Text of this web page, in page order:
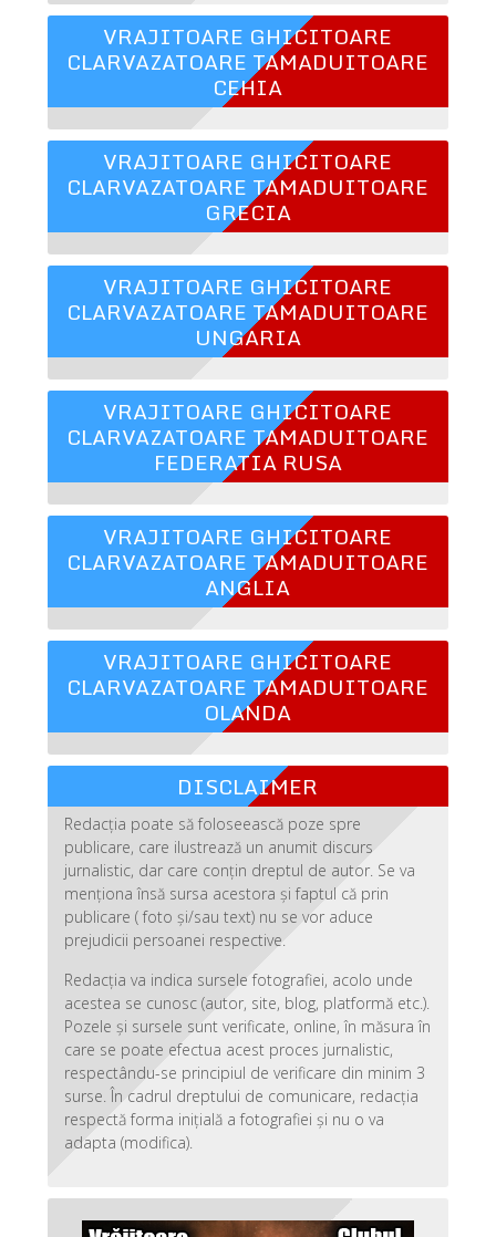
VRAJITOARE GHICITOARE
CLARVAZATOARE TAMADUITOARE
CEHIA
VRAJITOARE GHICITOARE
CLARVAZATOARE TAMADUITOARE
GRECIA
VRAJITOARE GHICITOARE
CLARVAZATOARE TAMADUITOARE
UNGARIA
VRAJITOARE GHICITOARE
CLARVAZATOARE TAMADUITOARE
FEDERATIA RUSA
VRAJITOARE GHICITOARE
CLARVAZATOARE TAMADUITOARE
ANGLIA
VRAJITOARE GHICITOARE
CLARVAZATOARE TAMADUITOARE
OLANDA
DISCLAIMER
Redacția poate să foloseească poze spre
publicare, care ilustrează un anumit discurs
jurnalistic, dar care conțin dreptul de autor. Se va
menționa însă sursa acestora și faptul că prin
publicare ( foto și/sau text) nu se vor aduce
prejudicii persoanei respective.
Redacția va indica sursele fotografiei, acolo unde
acestea se cunosc (autor, site, blog, platformă etc.).
Pozele și sursele sunt verificate, online, în măsura în
care se poate efectua acest proces jurnalistic,
respectându-se principiul de verificare din minim 3
surse. În cadrul dreptului de comunicare, redacția
respectă forma inițială a fotografiei și nu o va
adapta (modifica).